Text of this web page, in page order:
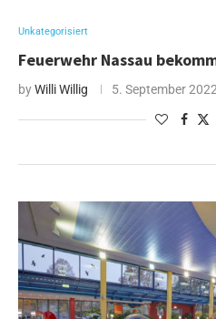
Unkategorisiert
Feuerwehr Nassau
byWilli Willig 5. September 2022